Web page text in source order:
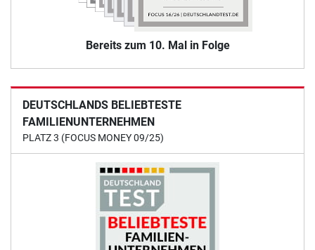
Bereits zum 10. Mal in Folge
DEUTSCHLANDS BELIEBTESTE
FAMILIENUNTERNEHMEN
PLATZ 3 (FOCUS MONEY 09/25)